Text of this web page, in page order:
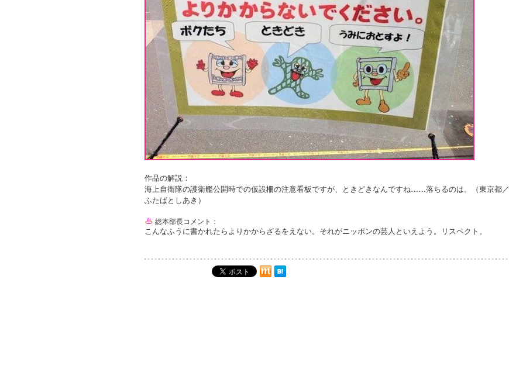
作品の解説：
海上自衛隊の護衛艦公開時での仮設柵の注意看板ですが、ときどきなんですね……落ちるのは。（東京都／
ふたばとしあき）
総本部長コメント：
こんなふうに書かれたらよりかからざるをえない。それがニッポンの芸人といえよう。リスペクト。